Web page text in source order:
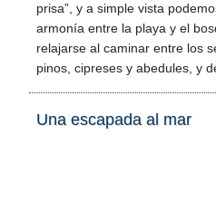
prisa”, y a simple vista
armonía entre la playa y el
relajarse al caminar entre los
pinos, cipreses y abedules, y
Una escapada al mar